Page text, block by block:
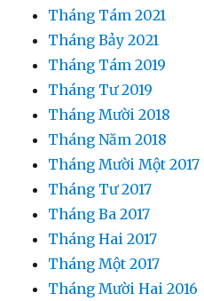
Tháng Tám 2021
Tháng Bảy 2021
Tháng Tám 2019
Tháng Tư 2019
Tháng Mười 2018
Tháng Năm 2018
Tháng Mười Một 2017
Tháng Tư 2017
Tháng Ba 2017
Tháng Hai 2017
Tháng Một 2017
Tháng Mười Hai 2016